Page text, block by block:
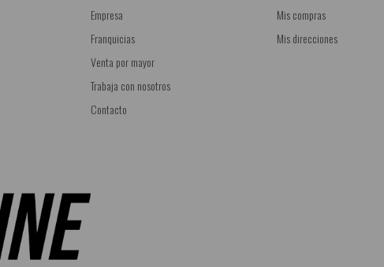
Empresa
Franquicias
Venta por mayor
Trabaja con nosotros
Contacto
Mis compras
Mis direcciones